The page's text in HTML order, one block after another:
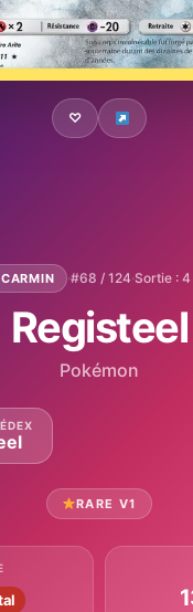
♡
·#68 / 124·Sortie :
Registeel
Pokémon
RARE V1